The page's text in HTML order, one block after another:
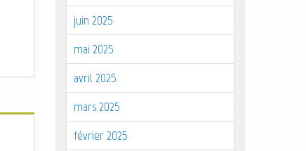
juin 2025
mai 2025
avril 2025
mars 2025
février 2025